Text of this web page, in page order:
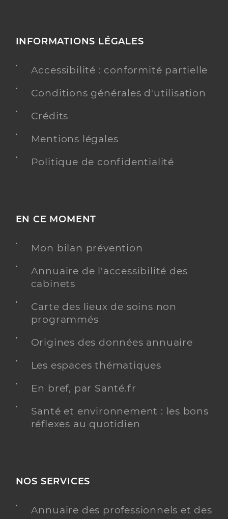
INFORMATIONS LÉGALES
Accessibilité : conformité partielle
Conditions générales d'utilisation
Crédits
Mentions légales
Politique de confidentialité
EN CE MOMENT
Mon bilan prévention
Annuaire de l'accessibilité des
cabinets
Carte des lieux de soins non
programmés
Origines des données annuaire
Les espaces thématiques
En bref, par Santé.fr
Santé et environnement : les bons
réflexes au quotidien
NOS SERVICES
Annuaire des professionnels et des